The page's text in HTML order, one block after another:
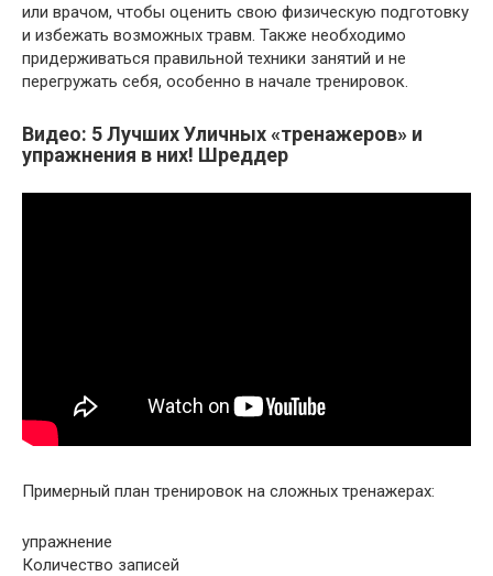
или врачом, чтобы оценить свою физическую подготовку
и избежать возможных травм. Также необходимо
придерживаться правильной техники занятий и не
перегружать себя, особенно в начале тренировок.
Видео: 5 Лучших Уличных «тренажеров» и
упражнения в них! Шреддер
Примерный план тренировок на сложных тренажерах:
упражнение
Количество записей